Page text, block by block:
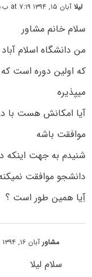
لیلاآبان ۱۵, ۱۳۹۴ at ۷:۱۹ ب٫ظ
سلام خانم مشاور
من دانشگاه اسلام
که اولین دوره است
میپذیره
آیا امکانش هست با
موافقت باشه
شنیدم به جهت اینکه
دانشجو موافقت
آِیا همین طور است ؟
مشاورآبان ۱۶, ۱۳۹۴ at ۱:۵۰ ق٫ظ
سلام لیلا